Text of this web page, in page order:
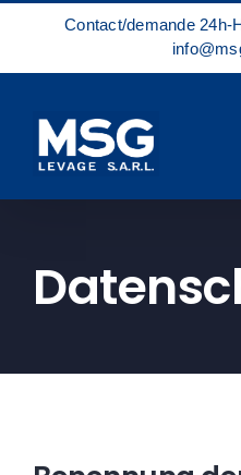
springen
Contact/demande 24h-